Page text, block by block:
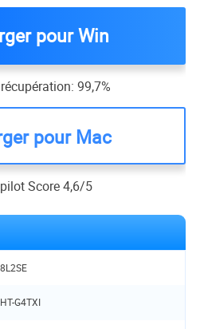
pour Win
99,7%
pour Mac
Score 4,6/5
G4TXI